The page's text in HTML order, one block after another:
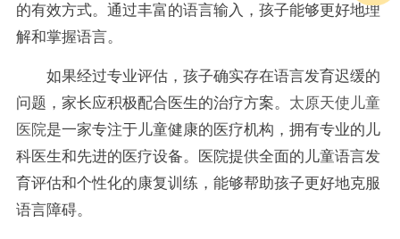
的有效方式。通过丰富的语言输入，孩子能够更好地理
解和掌握语言。
如果经过专业评估，孩子确实存在语言发育迟缓的
问题，家长应积极配合医生的治疗方案。 太原天使儿童
医院是一家专注于儿童健康的医疗机构，拥有专业的儿
科医生和先进的医疗设备。医院提供全面的儿童语言发
育评估和个性化的康复训练，能够帮助孩子更好地克服
语言障碍。